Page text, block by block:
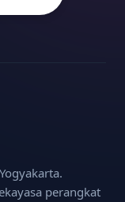
perangkat